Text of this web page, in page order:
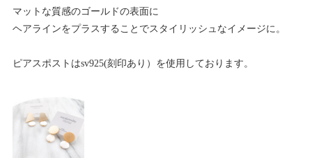
マットな質感のゴールドの表面に
ヘアラインをプラスすることでスタイリッシュなイメージに。
ピアスポストはsv925(刻印あり）を使用しております。